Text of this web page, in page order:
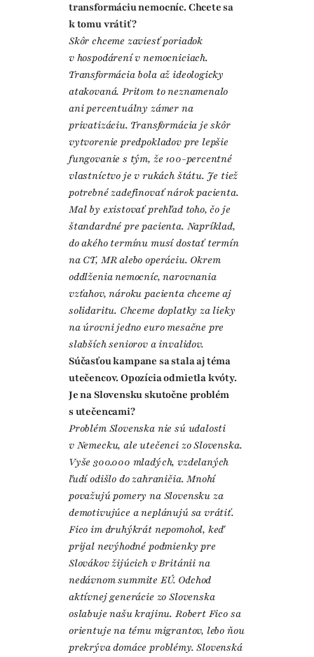
transformáciu nemocníc. Chcete sa
k tomu vrátiť?
Skôr chceme zaviesť poriadok
v hospodárení v nemocniciach.
Transformácia bola až ideologicky
atakovaná. Pritom to neznamenalo
ani percentuálny zámer na
privatizáciu. Transformácia je skôr
vytvorenie predpokladov pre lepšie
fungovanie s tým, že 100-percentné
vlastníctvo je v rukách štátu. Je tiež
potrebné zadefinovať nárok pacienta.
Mal by existovať prehľad toho, čo je
štandardné pre pacienta. Napríklad,
do akého termínu musí dostať termín
na CT, MR alebo operáciu. Okrem
oddlženia nemocníc, narovnania
vzťahov, nároku pacienta chceme aj
solidaritu. Chceme doplatky za lieky
na úrovni jedno euro mesačne pre
slabších seniorov a invalidov.
Súčasťou kampane sa stala aj téma
utečencov. Opozícia odmietla kvóty.
Je na Slovensku skutočne problém
s utečencami?
Problém Slovenska nie sú udalosti
v Nemecku, ale utečenci zo Slovenska.
Vyše 300.000 mladých, vzdelaných
ľudí odišlo do zahraničia. Mnohí
považujú pomery na Slovensku za
demotivujúce a neplánujú sa vrátiť.
Fico im druhýkrát nepomohol, keď
prijal nevýhodné podmienky pre
Slovákov žijúcich v Británii na
nedávnom summite EÚ. Odchod
aktívnej generácie zo Slovenska
oslabuje našu krajinu. Robert Fico sa
orientuje na tému migrantov, lebo ňou
prekrýva domáce problémy. Slovenská